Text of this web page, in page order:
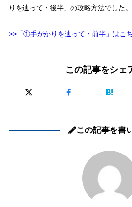
りを辿って・後半」の攻略方法でした。
>>「①手がかりを辿って・前半」はこ
この記事をシェ
この記事を書